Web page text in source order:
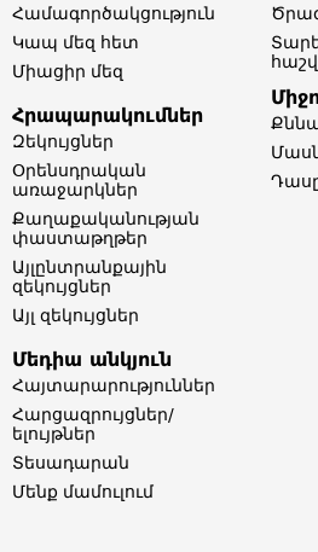
Համագործակցություն
Կապ մեզ հետ
Միացիր մեզ
Հրապարակումներ
Զեկույցներ
Օրենսդրական
առաջարկներ
Քաղաքականության
փաստաթղթեր
Այլընտրանքային
զեկույցներ
Այլ զեկույցներ
Մեդիա անկյուն
Հայտարարություններ
Հարցազրույցներ/
ելույթներ
Տեսադարան
Մենք մամուլում